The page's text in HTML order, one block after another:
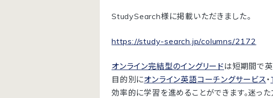
StudySearch様に掲載いただきました。
https://study-search.jp/columns/2172
オンライン完結型のイングリードは短期間で
目的別にオンライン英語コーチングサービス・
効率的に学習を進めることができます。迷っ